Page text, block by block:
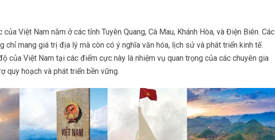
Việt Nam nằm ở các tỉnh Tuyên Quang, Cà Mau, Khánh Hòa, và Điện Biên. Các
chỉ mang giá trị địa lý mà còn có ý nghĩa văn hóa, lịch sử và phát triển kinh tế.
của Việt Nam tại các điểm cực này là nhiệm vụ quan trọng của các chuyên gia
quy hoạch và phát triển bền vững.